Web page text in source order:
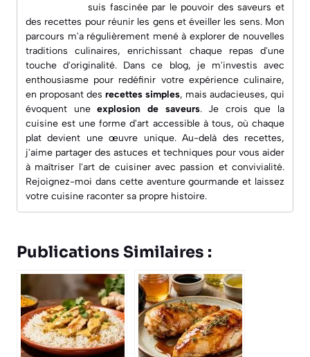
suis fascinée par le pouvoir des saveurs et
des recettes pour réunir les gens et éveiller les sens. Mon
parcours m'a régulièrement mené à explorer de nouvelles
traditions culinaires, enrichissant chaque repas d'une
touche d'originalité. Dans ce blog, je m'investis avec
enthousiasme pour redéfinir votre expérience culinaire,
en proposant des recettes simples, mais audacieuses, qui
évoquent uneexplosion de saveurs. Je crois que la
cuisine est une forme d'art accessible à tous, où chaque
plat devient une œuvre unique. Au-delà des recettes,
j'aime partager des astuces et techniques pour vous aider
à maîtriser l'art de cuisiner avec passion et convivialité.
Rejoignez-moi dans cette aventure gourmande et laissez
votre cuisine raconter sa propre histoire.
Publications Similaires :